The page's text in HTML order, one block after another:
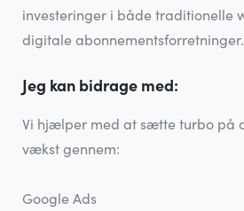
investeringer i både traditionelle
digitale abonnementsforretninger.
Jeg kan bidrage med:
Vi hjælper med at sætte turbo på
vækst gennem:
Google Ads